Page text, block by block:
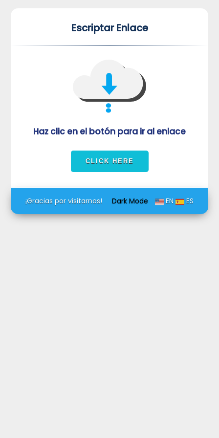
Escriptar Enlace
Haz clic en el botón para ir al enlace
Dark Mode EN ES
¡Gracias por visitarnos!
VUVORmRFeFRNVlJrUjBZd1kza3dkRkJuUFQwPQ==